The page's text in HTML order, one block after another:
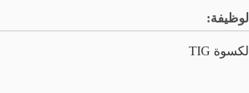
الوظيفة:
الكسوة TIG